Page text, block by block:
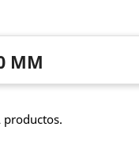
MM
productos.